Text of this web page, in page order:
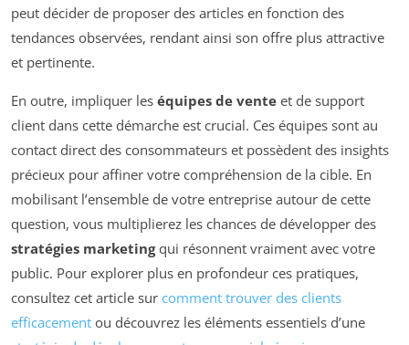
peut décider de proposer des articles en fonction des
tendances observées, rendant ainsi son offre plus attractive
et pertinente.
En outre, impliquer les équipes de vente et de support
client dans cette démarche est crucial. Ces équipes sont au
contact direct des consommateurs et possèdent des insights
précieux pour affiner votre compréhension de la cible. En
mobilisant l’ensemble de votre entreprise autour de cette
question, vous multiplierez les chances de développer des
stratégies marketingqui résonnent vraiment avec votre
public. Pour explorer plus en profondeur ces pratiques,
consultez cet article sur comment trouver des clients
efficacement ou découvrez les éléments essentiels d’une